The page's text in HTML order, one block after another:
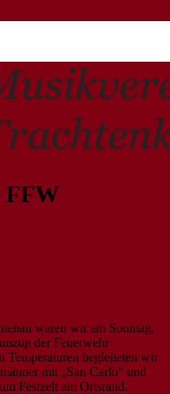
FFW
waren wir am Sonntag,
der Feuerwehr
Temperaturen begleiteten wir
mit „San Carlo“ und
Festzelt am Ortsrand.